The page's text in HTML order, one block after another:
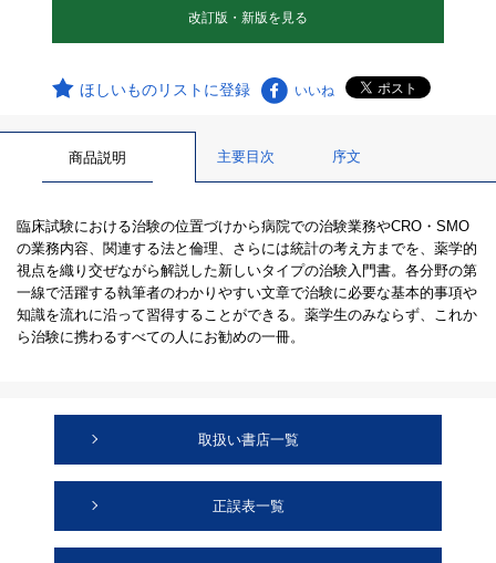
改訂版・新版を見る
ほしいものリストに登録 いいね
商品説明 主要目次 序文
臨床試験における治験の位置づけから病院での治験業務やCRO・SMO
の業務内容、関連する法と倫理、さらには統計の考え方までを、薬学的
視点を織り交ぜながら解説した新しいタイプの治験入門書。各分野の第
一線で活躍する執筆者のわかりやすい文章で治験に必要な基本的事項や
知識を流れに沿って習得することができる。薬学生のみならず、これか
ら治験に携わるすべての人にお勧めの一冊。
取扱い書店一覧
正誤表一覧